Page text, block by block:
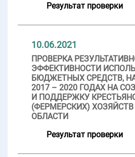
Результат проверки
10.06.2021
ПРОВЕРКА
ЭФФЕКТИВНОСТИ
БЮДЖЕТНЫХ СРЕДСТВ,
2017 – 2020 ГОДАХ НА
И ПОДДЕРЖКУ
(ФЕРМЕРСКИХ)
ОБЛАСТИ
Результат проверки